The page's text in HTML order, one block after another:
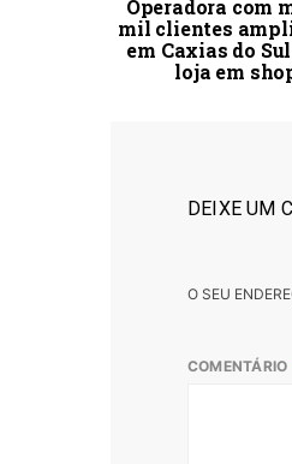
Operadora com
mil clientes
em Caxias do
loja em
DEIXE UM
O SEU
COMENTÁRIO